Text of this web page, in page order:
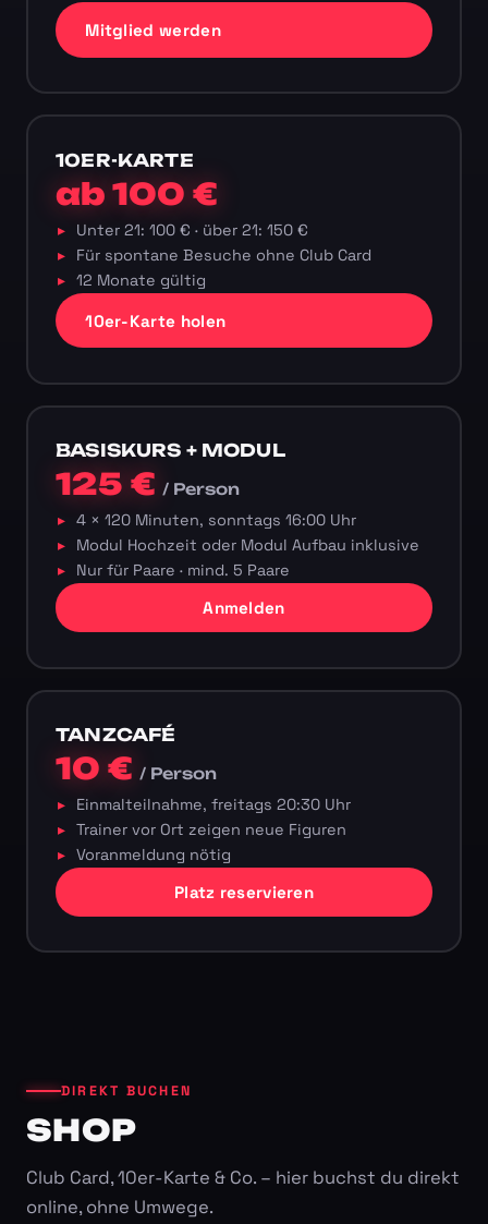
Mitglied werden
10ER-KARTE
ab 100 €
Unter 21: 100 € · über 21: 150 €
Für spontane Besuche ohne Club Card
12 Monate gültig
10er-Karte holen
BASISKURS + MODUL
125 €/ Person
4 × 120 Minuten, sonntags 16:00 Uhr
Modul Hochzeit oder Modul Aufbau inklusive
Nur für Paare · mind. 5 Paare
Anmelden
TANZCAFÉ
10 €/ Person
Einmalteilnahme, freitags 20:30 Uhr
Trainer vor Ort zeigen neue Figuren
Voranmeldung nötig
Platz reservieren
DIREKT BUCHEN
SHOP
Club Card, 10er-Karte & Co. – hier buchst du direkt
online, ohne Umwege.